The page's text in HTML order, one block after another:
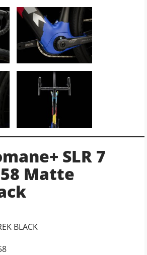
SLR 7
58 Matte
BLACK